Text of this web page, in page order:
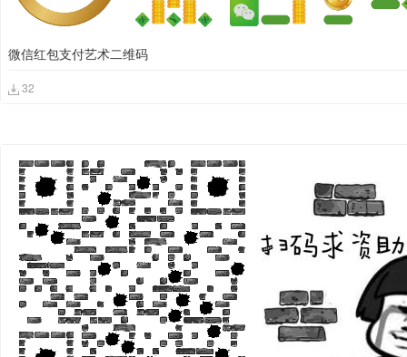
微信红包支付艺术二维码
32